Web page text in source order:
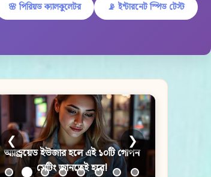
🌸 পিরিয়ড ক্যালকুলেটর
📡 ইন্টারনেট স্পিড টেস্ট
মেডিটেশন: জানুন এর উপকারিতা, সেরা
সময় এবং সহজ পদ্ধতি
❮ ❯